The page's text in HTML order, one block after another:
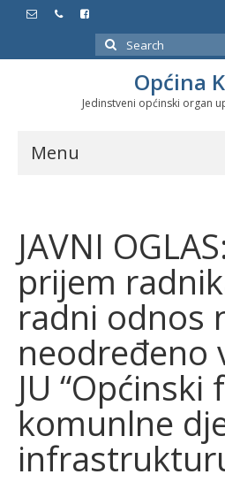
Search
for:
Općina
Jedinstveni općinski organ
Menu
Službeni glasnici
Javne nabavke
Značajni datumi i
Program energetske
sektoru
JAVNI
prijem
radni odnos
neodređeno
JU “Općinski
komunlne